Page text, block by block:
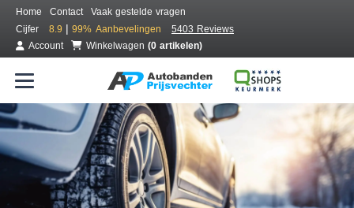
Home Contact
Vaak gestelde vragen
Cijfer
8.9 | 99% Aanbevelingen
5403 Reviews
Account
Winkelwagen (0 artikelen)